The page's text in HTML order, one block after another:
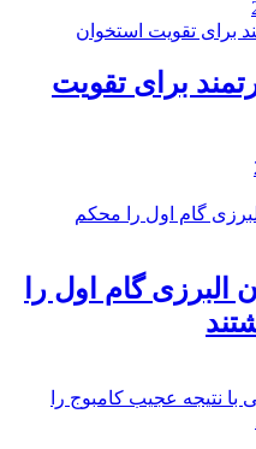
برای تقویت
البرزی گام اول را